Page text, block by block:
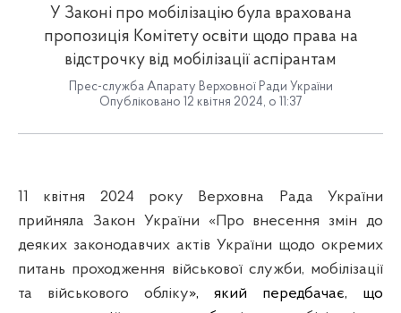
У Законі про мобілізацію була врахована
пропозиція Комітету освіти щодо права на
відстрочку від мобілізації аспірантам
Прес-служба Апарату Верховної Ради України
Опубліковано 12 квітня 2024, о 11:37
11 квітня 2024 року Верховна Рада України
прийняла Закон України «Про внесення змін до
деяких законодавчих актів України щодо окремих
питань проходження військової служби, мобілізації
та військового обліку», який передбачає, що